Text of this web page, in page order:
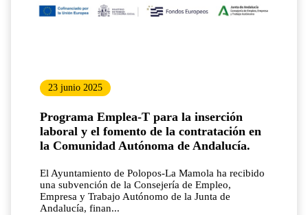
23 junio 2025
Programa Emplea-T para la inserción
laboral y el fomento de la contratación en
la Comunidad Autónoma de Andalucía.
El Ayuntamiento de Polopos-La Mamola ha recibido
una subvención de la Consejería de Empleo,
Empresa y Trabajo Autónomo de la Junta de
Andalucía, finan...